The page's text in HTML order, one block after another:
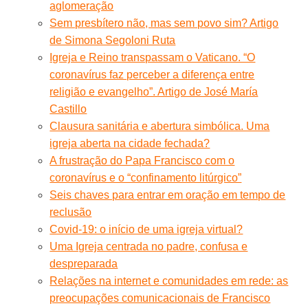
aglomeração
Sem presbítero não, mas sem povo sim? Artigo
de Simona Segoloni Ruta
Igreja e Reino transpassam o Vaticano. “O
coronavírus faz perceber a diferença entre
religião e evangelho”. Artigo de José María
Castillo
Clausura sanitária e abertura simbólica. Uma
igreja aberta na cidade fechada?
A frustração do Papa Francisco com o
coronavírus e o “confinamento litúrgico”
Seis chaves para entrar em oração em tempo de
reclusão
Covid-19: o início de uma igreja virtual?
Uma Igreja centrada no padre, confusa e
despreparada
Relações na internet e comunidades em rede: as
preocupações comunicacionais de Francisco